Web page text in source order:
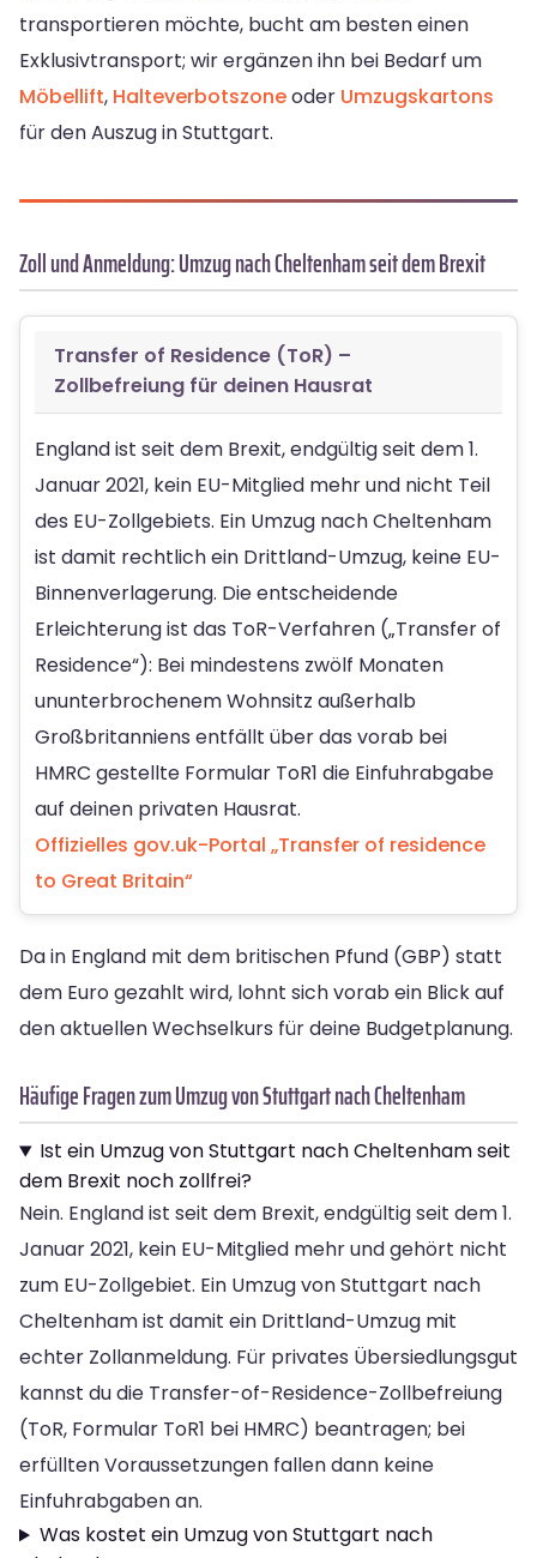
transportieren möchte, bucht am besten einen
Exklusivtransport; wir ergänzen ihn bei Bedarf um
Möbellift, Halteverbotszoneoder Umzugskartons
für den Auszug in Stuttgart.
Zoll und Anmeldung: Umzug nach Cheltenham seit dem Brexit
Transfer of Residence (ToR) –
Zollbefreiung für deinen Hausrat
England ist seit dem Brexit, endgültig seit dem 1.
Januar 2021, kein EU-Mitglied mehr und nicht Teil
des EU-Zollgebiets. Ein Umzug nach Cheltenham
ist damit rechtlich ein Drittland-Umzug, keine EU-
Binnenverlagerung. Die entscheidende
Erleichterung ist das ToR-Verfahren („Transfer of
Residence“): Bei mindestens zwölf Monaten
ununterbrochenem Wohnsitz außerhalb
Großbritanniens entfällt über das vorab bei
HMRC gestellte Formular ToR1 die Einfuhrabgabe
auf deinen privaten Hausrat.
Offizielles gov.uk-Portal „Transfer of residence
to Great Britain“
Da in England mit dem britischen Pfund (GBP) statt
dem Euro gezahlt wird, lohnt sich vorab ein Blick auf
den aktuellen Wechselkurs für deine Budgetplanung.
Häufige Fragen zum Umzug von Stuttgart nach Cheltenham
Ist ein Umzug von Stuttgart nach Cheltenham seit
dem Brexit noch zollfrei?
Nein. England ist seit dem Brexit, endgültig seit dem 1.
Januar 2021, kein EU-Mitglied mehr und gehört nicht
zum EU-Zollgebiet. Ein Umzug von Stuttgart nach
Cheltenham ist damit ein Drittland-Umzug mit
echter Zollanmeldung. Für privates Übersiedlungsgut
kannst du die Transfer-of-Residence-Zollbefreiung
(ToR, Formular ToR1 bei HMRC) beantragen; bei
erfüllten Voraussetzungen fallen dann keine
Einfuhrabgaben an.
Was kostet ein Umzug von Stuttgart nach